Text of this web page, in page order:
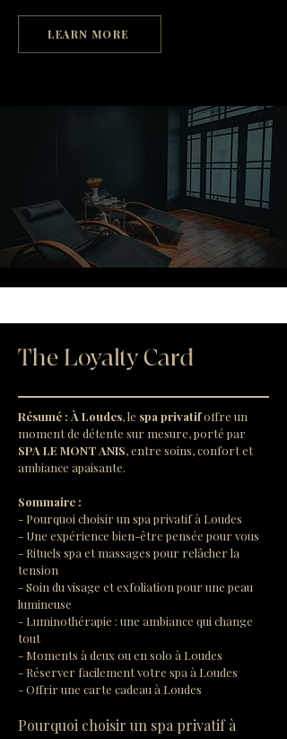
LEARN MORE
The Loyalty Card
Résumé : À Loudes, le spa privatif offre un
moment de détente sur mesure, porté par
SPA LE MONT ANIS, entre soins, confort et
ambiance apaisante.
Sommaire :
- Pourquoi choisir un spa privatif à Loudes
- Une expérience bien-être pensée pour vous
- Rituels spa et massages pour relâcher la
tension
- Soin du visage et exfoliation pour une peau
lumineuse
- Luminothérapie : une ambiance qui change
tout
- Moments à deux ou en solo à Loudes
- Réserver facilement votre spa à Loudes
- Offrir une carte cadeau à Loudes
Pourquoi choisir un spa privatif à